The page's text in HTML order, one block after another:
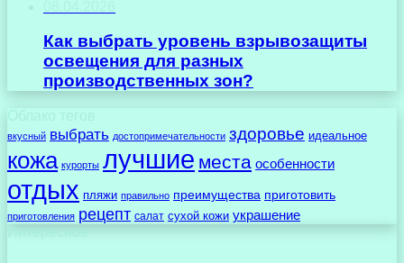
Как выбрать уровень взрывозащиты
освещения для разных
производственных зон?
Облако тегов
вкусный выбрать достопримечательности здоровье идеальное
кожа курорты лучшие места особенности
отдых пляжи правильно преимущества приготовить
приготовления рецепт салат сухой кожи украшение